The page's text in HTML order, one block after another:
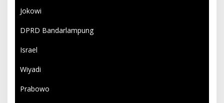
Jokowi
DPRD Bandarlampung
Israel
Wiyadi
Prabowo